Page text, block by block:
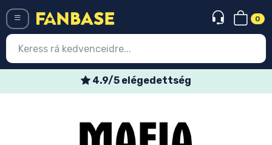
0
4.9/5 elégedettség
Legújabb cuccok